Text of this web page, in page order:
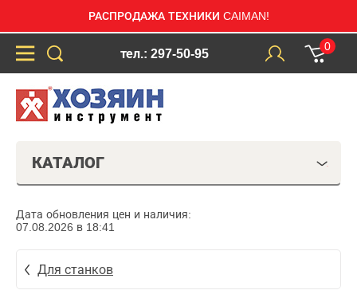
РАСПРОДАЖА ТЕХНИКИ CAIMAN!
тел.: 297-50-95
0
КАТАЛОГ
Дата обновления цен и наличия:
07.08.2026 в 18:41
Для станков